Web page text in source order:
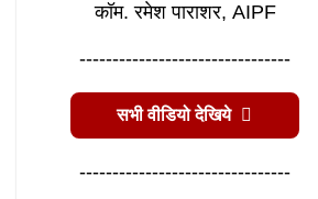
कॉम. रमेश पाराशर, AIPF
--------------------------------
सभी वीडियो देखिये
--------------------------------